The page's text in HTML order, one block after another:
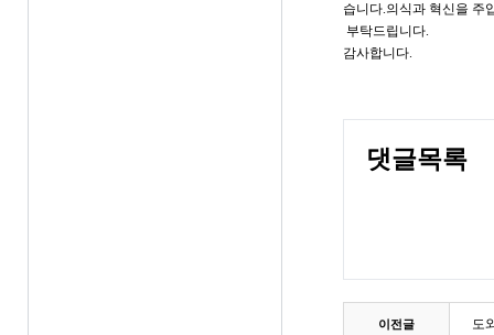
습니다.의식과 혁신을 주
부탁드립니다.
감사합니다.
댓글목록
이전글 도